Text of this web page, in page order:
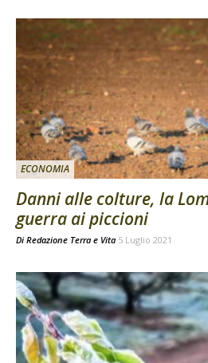
ECONOMIA
Danni alle colture, la
guerra ai piccioni
Di Redazione Terra e Vita 5 Luglio 2021